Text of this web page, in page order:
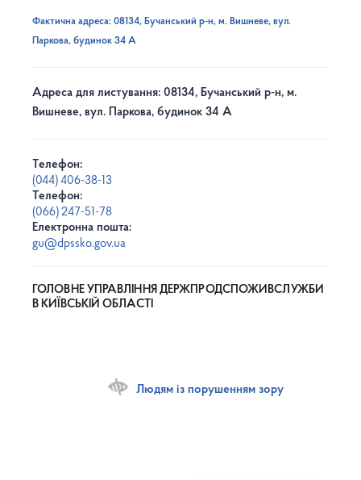
Фактична адреса: 08134, Бучанський р-н, м. Вишневе, вул.
Паркова, будинок 34 А
Адреса для листування: 08134, Бучанський р-н, м.
Вишневе, вул. Паркова, будинок 34 А
Телефон:
(044) 406-38-13
Телефон:
(066) 247-51-78
Електронна пошта:
gu@dpssko.gov.ua
ГОЛОВНЕ УПРАВЛІННЯ ДЕРЖПРОДСПОЖИВСЛУЖБИ
В КИЇВСЬКІЙ ОБЛАСТІ
Людям із порушенням зору